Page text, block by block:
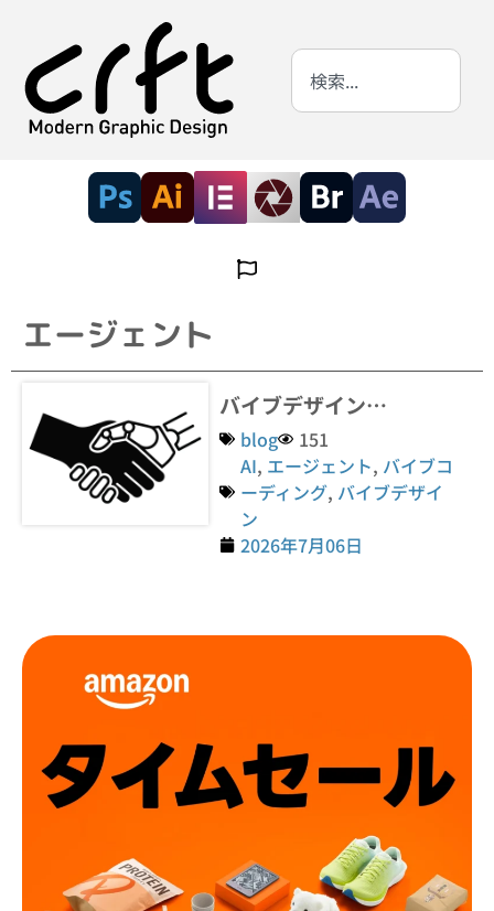
エージェント
バイブデザイン…
blog
151
AI, エージェント, バイブコ
ーディング, バイブデザイ
ン
2026年7月06日